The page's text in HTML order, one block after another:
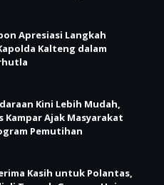
Apresiasi Langkah
Kalteng dalam
Kini Lebih Mudah,
Kampar Ajak Masyarakat
Pemutihan
Kasih untuk Polantas,